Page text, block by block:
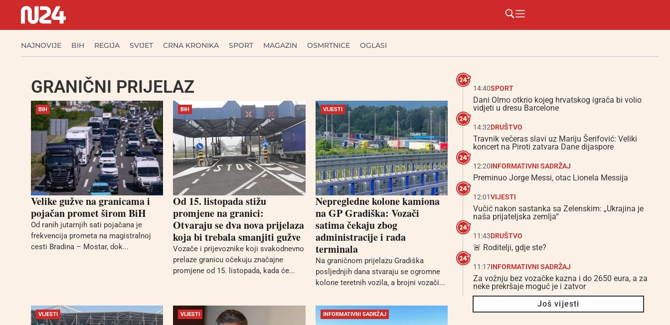
NAJNOVIJE BIH REGIJA SVIJET CRNA KRONIKA SPORT MAGAZIN OSMRTNICE OGLASI
GRANIČNI PRIJELAZ
BIH
Velike gužve na granicama i
pojačan promet širom BiH
Od ranih jutarnjih sati pojačana je
frekvencija prometa na magistralnoj
cesti Bradina – Mostar, dok...
BIH
Od 15. listopada stižu
promjene na granici:
Otvaraju se dva nova prijelaza
koja bi trebala smanjiti gužve
Vozače i prijevoznike koji svakodnevno
prelaze granicu očekuju značajne
promjene od 15. listopada, kada će...
VIJESTI
Nepregledne kolone kamiona
na GP Gradiška: Vozači
satima čekaju zbog
administracije i rada
terminala
Na graničnom prijelazu Gradiška
posljednjih dana stvaraju se ogromne
kolone teretnih vozila, a brojni vozači...
VIJESTI VIJESTI INFORMATIVNI SADRŽAJ
14:40SPORT
Dani Olmo otkrio kojeg hrvatskog igrača bi volio
vidjeti u dresu Barcelone
14:32DRUŠTVO
Travnik večeras slavi uz Mariju Šerifović: Veliki
koncert na Piroti zatvara Dane dijaspore
12:20INFORMATIVNI SADRŽAJ
Preminuo Jorge Messi, otac Lionela Messija
12:01VIJESTI
Vučić nakon sastanka sa Zelenskim: „Ukrajina je
naša prijateljska zemlja“
11:43DRUŠTVO
🚨 Roditelji, gdje ste?
11:17INFORMATIVNI SADRŽAJ
Za vožnju bez vozačke kazna i do 2650 eura, a za
neke prekršaje moguć je i zatvor
Još vijesti